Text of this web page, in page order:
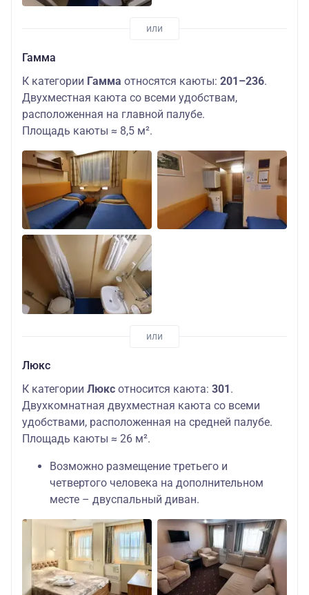
Гамма
К категории Гамма относятся каюты: 201–236.
Двухместная каюта со всеми удобствам,
расположенная на главной палубе.
Площадь каюты ≈ 8,5 м².
Люкс
К категории Люкс относится каюта: 301.
Двухкомнатная двухместная каюта со всеми
удобствами, расположенная на средней палубе.
Площадь каюты ≈ 26 м².
Возможно размещение третьего и
четвертого человека на дополнительном
месте – двуспальный диван.